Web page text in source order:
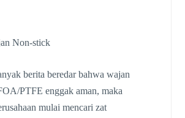
Non-stick
berita beredar bahwa wajan
PTFE enggak aman, maka
mulai mencari zat